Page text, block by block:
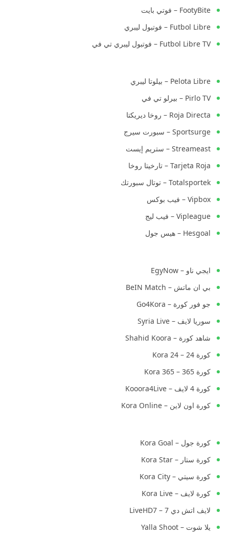
FootyBite – فوتي بايت
Futbol Libre – فوتبول ليبري
Futbol Libre TV – فوتبول ليبري تي في
Pelota Libre – بيلوتا ليبري
Pirlo TV – بيرلو تي في
Roja Directa – روخا ديريكتا
Sportsurge – سبورت سيرج
Streameast – ستريم إيست
Tarjeta Roja – تارخيتا روخا
Totalsportek – توتال سبورتك
Vipbox – فيب بوكس
Vipleague – فيب ليج
Hesgoal – هيس جول
ايجي ناو – EgyNow
بي ان ماتش – BeIN Match
جو فور كورة – Go4Kora
سوريا لايف – Syria Live
شاهد كورة – Shahid Koora
كورة 24 – Kora 24
كورة 365 – Kora 365
كورة 4 لايف – Kooora4Live
كورة اون لاين – Kora Online
كورة جول – Kora Goal
كورة ستار – Kora Star
كورة سيتي – Kora City
كورة لايف – Kora Live
لايف اتش دي 7 – LiveHD7
يلا شوت – Yalla Shoot